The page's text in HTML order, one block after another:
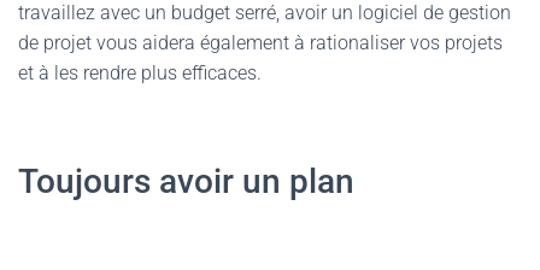
travaillez avec un budget serré, avoir un logiciel de gestion
de projet vous aidera également à rationaliser vos projets
et à les rendre plus efficaces.
Toujours avoir un plan